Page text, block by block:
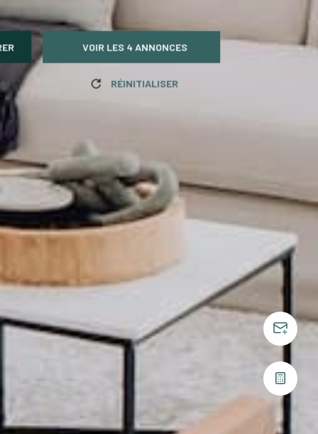
VOIR LES 4 ANNONCES
RÉINITIALISER